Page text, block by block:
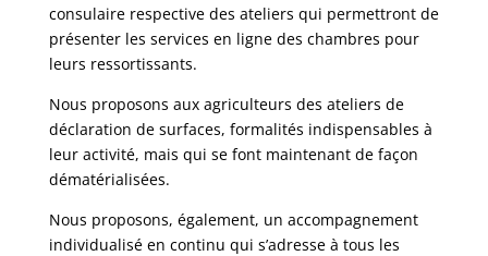
consulaire respective des ateliers qui permettront de
présenter les services en ligne des chambres pour
leurs ressortissants.
Nous proposons aux agriculteurs des ateliers de
déclaration de surfaces, formalités indispensables à
leur activité, mais qui se font maintenant de façon
dématérialisées.
Nous proposons, également, un accompagnement
individualisé en continu qui s’adresse à tous les